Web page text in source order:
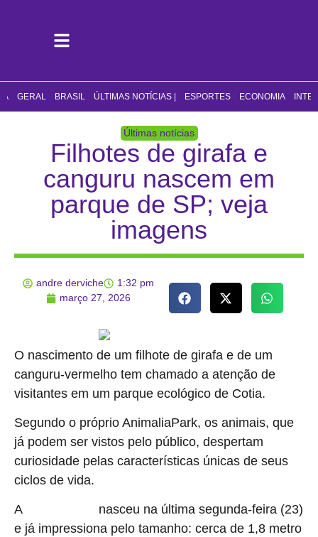
GERAL BRASIL ÚLTIMAS NOTÍCIAS | ESPORTES ECONOMIA
Últimas notícias
Filhotes de girafa e
canguru nascem em
parque de SP; veja
imagens
andre derviche
1:32 pm
março 27, 2026
O nascimento de um filhote de girafa e de um
canguru-vermelho tem chamado a atenção de
visitantes em um parque ecológico de Cotia.
Segundo o próprio AnimaliaPark, os animais, que
já podem ser vistos pelo público, despertam
curiosidade pelas características únicas de seus
ciclos de vida.
A
nasceu na última segunda-feira (23)
e já impressiona pelo tamanho: cerca de 1,8 metro